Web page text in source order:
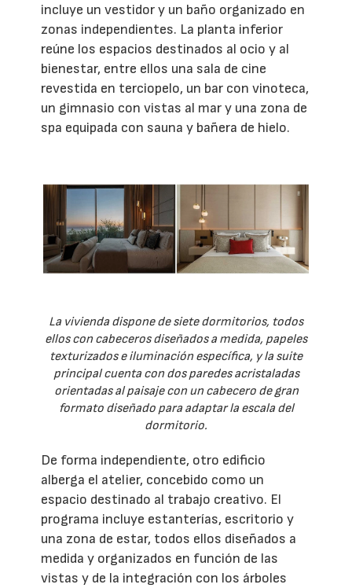
incluye un vestidor y un baño organizado en
zonas independientes. La planta inferior
reúne los espacios destinados al ocio y al
bienestar, entre ellos una sala de cine
revestida en terciopelo, un bar con vinoteca,
un gimnasio con vistas al mar y una zona de
spa equipada con sauna y bañera de hielo.
La vivienda dispone de siete dormitorios, todos
ellos con cabeceros diseñados a medida, papeles
texturizados e iluminación específica, y la suite
principal cuenta con dos paredes acristaladas
orientadas al paisaje con un cabecero de gran
formato diseñado para adaptar la escala del
dormitorio.
De forma independiente, otro edificio
alberga el atelier, concebido como un
espacio destinado al trabajo creativo. El
programa incluye estanterías, escritorio y
una zona de estar, todos ellos diseñados a
medida y organizados en función de las
vistas y de la integración con los árboles